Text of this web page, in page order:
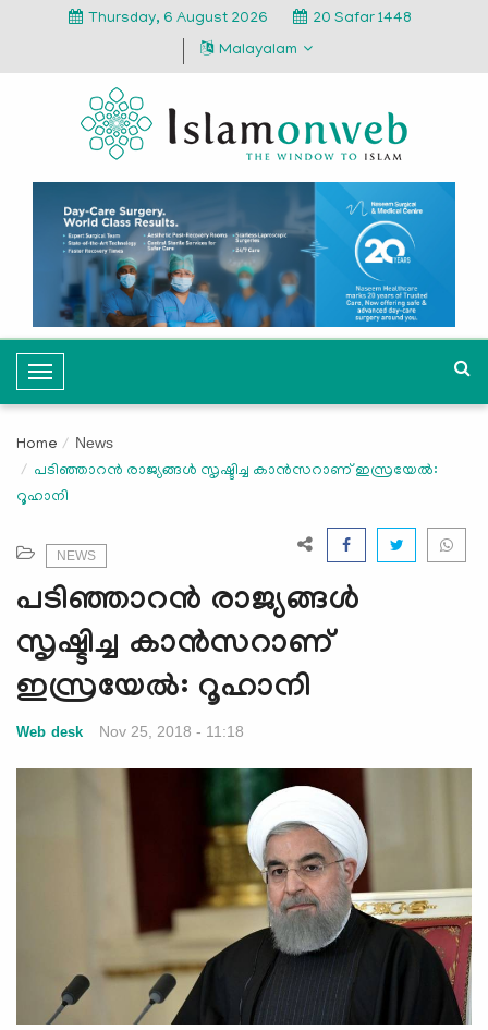
Thursday, 6 August 2026
20 Safar 1448
Malayalam
T
o
g
l
e
v
i
g
a
t
o
n
Home News
പടിഞ്ഞാറന്‍ രാജ്യങ്ങള്‍ സൃഷ്ടിച്ച കാന്‍സറാണ് ഇസ്രയേല്‍:
റൂഹാനി
NEWS
പടിഞ്ഞാറന്‍ രാജ്യങ്ങള്‍
സൃഷ്ടിച്ച കാന്‍സറാണ്
ഇസ്രയേല്‍: റൂഹാനി
Web desk Nov 25, 2018 - 11:18